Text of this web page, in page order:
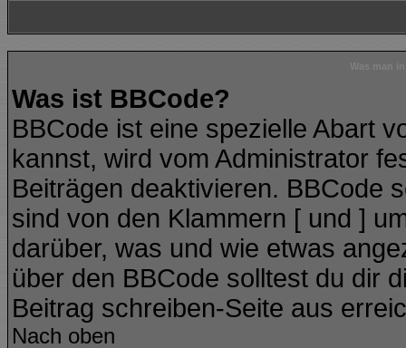
Was ist BBCode?
BBCode ist eine spezielle Abart
kannst, wird vom Administrator
Beiträgen deaktivieren. BBCode
sind von den Klammern [ und ]
darüber, was und wie etwas
über den BBCode solltest du dir
Beitrag schreiben-Seite aus
Nach oben